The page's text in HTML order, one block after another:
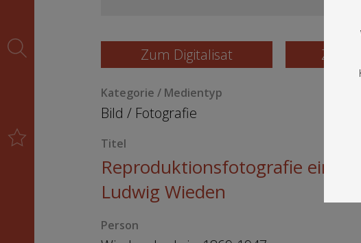
Zum Digitalisat Zum
Kategorie / Medientyp
Bild / Fotografie
Titel
Reproduktionsfotografie eines
Ludwig Wieden
Person